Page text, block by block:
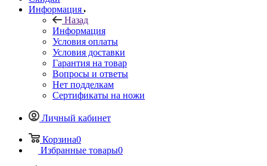
Информация
Назад
Информация
Условия оплаты
Условия доставки
Гарантия на товар
Вопросы и ответы
Нет подделкам
Сертификаты на ножи
Личный кабинет
Корзина0
Избранные товары0